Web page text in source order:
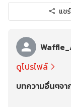
แชร์
ดูโปรไฟล์
บทความอื่นๆจ